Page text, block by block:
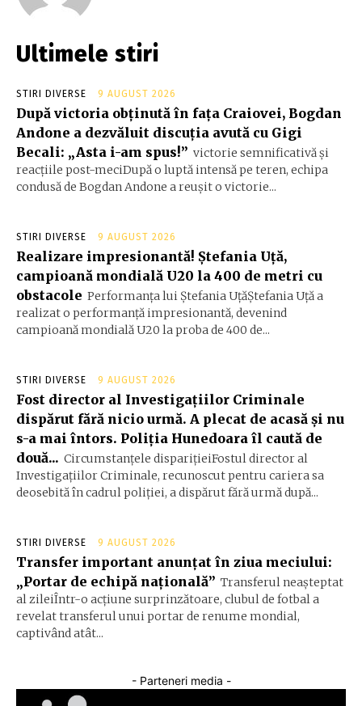
Ultimele stiri
STIRI DIVERSE 9 AUGUST 2026
După victoria obținută în fața Craiovei, Bogdan
Andone a dezvăluit discuția avută cu Gigi
Becali: „Asta i-am spus!” victorie semnificativă și
reacțiile post-meciDupă o luptă intensă pe teren, echipa
condusă de Bogdan Andone a reușit o victorie...
STIRI DIVERSE 9 AUGUST 2026
Realizare impresionantă! Ștefania Uță,
campioană mondială U20 la 400 de metri cu
obstacole Performanța lui Ștefania UțăŞtefania Uță a
realizat o performanță impresionantă, devenind
campioană mondială U20 la proba de 400 de...
STIRI DIVERSE 9 AUGUST 2026
Fost director al Investigațiilor Criminale
dispărut fără nicio urmă. A plecat de acasă și nu
s-a mai întors. Poliția Hunedoara îl caută de
două... Circumstanțele disparițieiFostul director al
Investigațiilor Criminale, recunoscut pentru cariera sa
deosebită în cadrul poliției, a dispărut fără urmă după...
STIRI DIVERSE 9 AUGUST 2026
Transfer important anunțat în ziua meciului:
„Portar de echipă națională” Transferul neașteptat
al zileiÎntr-o acțiune surprinzătoare, clubul de fotbal a
revelat transferul unui portar de renume mondial,
captivând atât...
- Parteneri media -